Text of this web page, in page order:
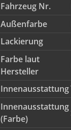
Fahrzeug Nr.
Außenfarbe
Lackierung
Farbe laut
Hersteller
Innenausstattung
Innenausstattung
(Farbe)